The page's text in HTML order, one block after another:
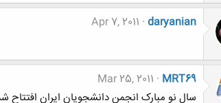
daryanian
Apr 7, 2011
MRT69
Mar 25, 2011
سال نو مبارک انجمن دانشجویان ایران